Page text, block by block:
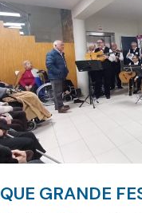
QUE GRANDE